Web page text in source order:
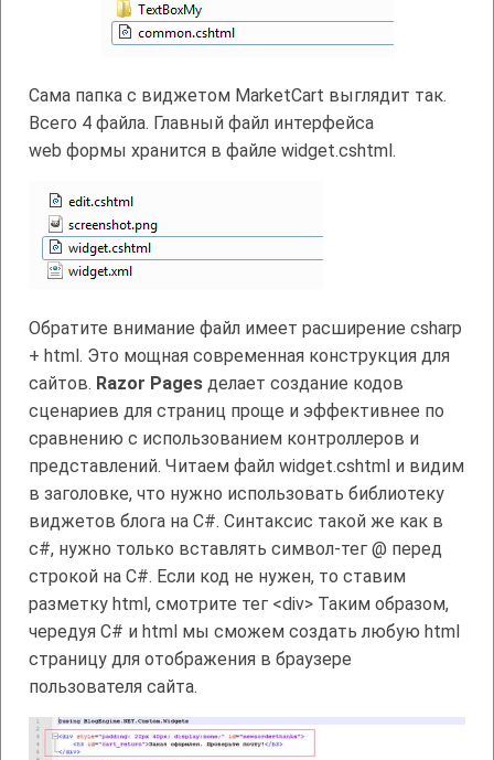
Сама папка с виджетом MarketCart выглядит так.
Всего 4 файла. Главный файл интерфейса
web формы хранится в файле widget.cshtml.
Обратите внимание файл имеет расширение csharp
+ html. Это мощная современная конструкция для
сайтов. Razor Pages делает создание кодов
сценариев для страниц проще и эффективнее по
сравнению с использованием контроллеров и
представлений. Читаем файл widget.cshtml и видим
в заголовке, что нужно использовать библиотеку
виджетов блога на C#. Синтаксис такой же как в
c#, нужно только вставлять символ-тег @ перед
строкой на C#. Если код не нужен, то ставим
разметку html, смотрите тег <div> Таким образом,
чередуя C# и html мы сможем создать любую html
страницу для отображения в браузере
пользователя сайта.